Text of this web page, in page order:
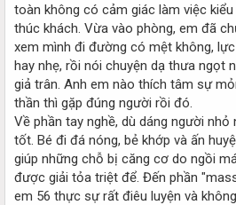
toàn không có cảm giác làm việc
thúc khách. Vừa vào phòng, em đã
xem mình đi đường có mệt không,
hay nhẹ, rồi nói chuyện dạ thưa ngọt
giả trân. Anh em nào thích tâm sự
thần thì gặp đúng người rồi đó.
Về phần tay nghề, dù dáng người
tốt. Bé đi đá nóng, bẻ khớp và ấn
giúp những chỗ bị căng cơ do ngồi
được giải tỏa triệt để. Đến phần
em 56 thực sự rất điêu luyện và